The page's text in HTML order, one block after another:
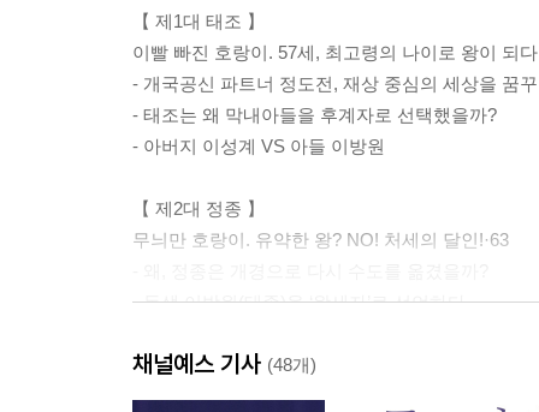
【 제1대 태조 】
이빨 빠진 호랑이. 57세, 최고령의 나이로 왕이 되다
- 개국공신 파트너 정도전, 재상 중심의 세상을 꿈
- 태조는 왜 막내아들을 후계자로 선택했을까?
- 아버지 이성계 VS 아들 이방원
【 제2대 정종 】
무늬만 호랑이. 유약한 왕? NO! 처세의 달인!·63
- 동생 이방원(태종)을 ‘왕세자’로 선언하다
【 제3대 태종 】
채널예스 기사 (48개)